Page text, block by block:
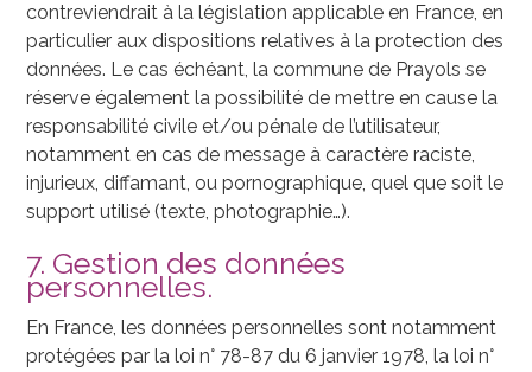
contreviendrait à la législation applicable en France, en
particulier aux dispositions relatives à la protection des
données. Le cas échéant, la commune de Prayols se
réserve également la possibilité de mettre en cause la
responsabilité civile et/ou pénale de l’utilisateur,
notamment en cas de message à caractère raciste,
injurieux, diffamant, ou pornographique, quel que soit le
support utilisé (texte, photographie…).
7. Gestion des données
personnelles.
En France, les données personnelles sont notamment
protégées par la loi n° 78-87 du 6 janvier 1978, la loi n°